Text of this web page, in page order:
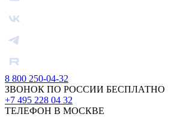
8 800 250-04-32
ЗВОНОК ПО РОССИИ БЕСПЛАТНО
+7 495 228 04 32
ТЕЛЕФОН В МОСКВЕ